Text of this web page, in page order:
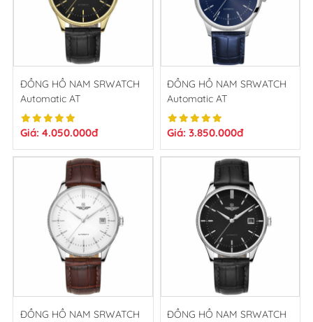
ĐỒNG HỒ NAM SRWATCH
Automatic AT
SG8886.4601AT
Giá: 4.050.000đ
ĐỒNG HỒ NAM SRWATCH
Automatic AT
SG8886.4103AT
Giá: 3.850.000đ
ĐỒNG HỒ NAM SRWATCH
ĐỒNG HỒ NAM SRWATCH